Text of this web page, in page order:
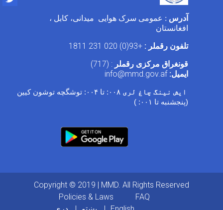
آدرس : عمومی سرک هوایی میدانی، کابل ،
افغانستان
تلفون رقملر : +93(0) 020 231 1811
قونغراق مرکزی رقملر : (717)
ایمیل: info@mmd.gov.af
ایش نینگ چاغ لری ۰۰۸: تا ۰۰۴:
توشگچه توشون کیین
(پنجشنبه تا ۰۰۱: )
Copyright © 2019 | MMD. All Rights Reserved
Footer menu
FAQ
Policies & Laws